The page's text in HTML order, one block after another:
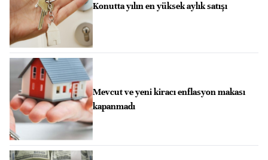
Konutta yılın en yüksek aylık satışı
Mevcut ve yeni kiracı enflasyon makası
kapanmadı